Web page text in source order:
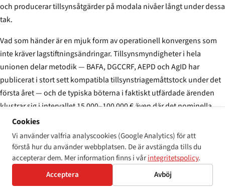
och producerar tillsynsåtgärder på modala nivåer långt under dessa
tak.
Vad som händer är en mjuk form av operationell konvergens som
inte kräver lagstiftningsändringar. Tillsynsmyndigheter i hela
unionen delar metodik — BAFA, DGCCRF, AEPD och AgID har
publicerat i stort sett kompatibla tillsynstriagemåttstock under det
första året — och de typiska böterna i faktiskt utfärdade ärenden
klustrar sig i intervallet 15 000–100 000 € även där det nominella
taket är mycket högre. Det är den del av konvergensberättelsen
som artikel 13-spridningen inte fångar: i praktiken utnyttjar de
första tillsynsårets böter inte spridningen.
Kommissionens genomförandenot från 2026 beskriver spridningen
som “ett område för övervakning snarare än för omedelbara
Cookies
Vi använder valfria analyscookies (Google Analytics) för att
förstå hur du använder webbplatsen. De är avstängda tills du
accepterar dem. Mer information finns i vårintegritetspolicy.
Acceptera
Avböj